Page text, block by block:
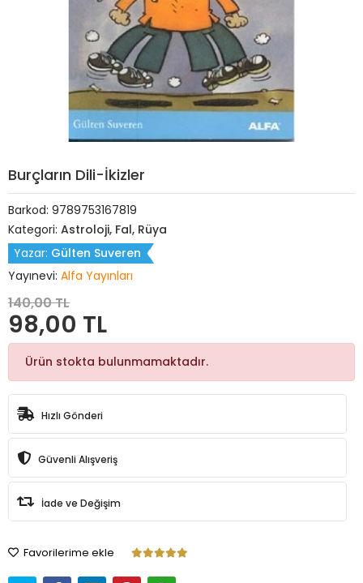
Burçların Dili-İkizler
Barkod: 9789753167819
Kategori: Astroloji, Fal, Rüya
Yazar: Gülten Suveren
Yayınevi: Alfa Yayınları
140,00 TL
98,00 TL
Ürün stokta bulunmamaktadır.
Hızlı Gönderi
Güvenli Alışveriş
İade ve Değişim
Favorilerime ekle